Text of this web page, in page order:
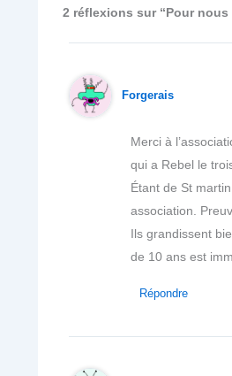
2 réflexions sur “Pour
Forgerais
Merci à
qui a Rebel le
Étant de St
association.
Ils grandissent
de 10 ans est
Répondre